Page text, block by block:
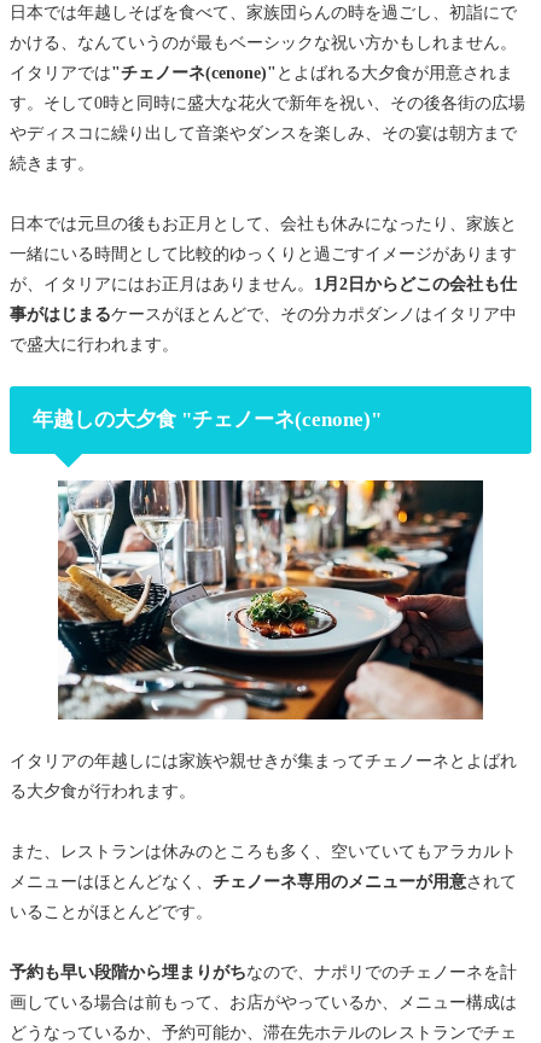
かなり危険!? カポダンノに行われる伝統
ナポリの街中から花火が打ち上げられる様子は必見！
日本では年越しそばを食べて、家族団らんの時を過ごし、初詣にで
かける、なんていうのが最もベーシックな祝い方かもしれません。
イタリアでは"チェノーネ(cenone)"とよばれる大夕食が用意されま
す。そして0時と同時に盛大な花火で新年を祝い、その後各街の広場
やディスコに繰り出して音楽やダンスを楽しみ、その宴は朝方まで
続きます。
日本では元旦の後もお正月として、会社も休みになったり、家族と
一緒にいる時間として比較的ゆっくりと過ごすイメージがあります
が、イタリアにはお正月はありません。 1月2日からどこの会社も仕
事がはじまるケースがほとんどで、その分カポダンノはイタリア中
で盛大に行われます。
年越しの大夕食 "チェノーネ(cenone)"
イタリアの年越しには家族や親せきが集まってチェノーネとよばれ
る大夕食が行われます。
また、レストランは休みのところも多く、空いていてもアラカルト
メニューはほとんどなく、 チェノーネ専用のメニューが用意されて
いることがほとんどです。
予約も早い段階から埋まりがちなので、ナポリでのチェノーネを計
画している場合は前もって、お店がやっているか、メニュー構成は
どうなっているか、予約可能か、滞在先ホテルのレストランでチェ